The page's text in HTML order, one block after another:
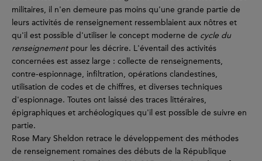
militaires, il n'en demeure pas moins qu'une grande partie de
leurs activités de renseignement ressemblaient aux nôtres et
qu'il est possible d'utiliser le concept moderne de cycle du
renseignementpour les décrire. L'éventail des activités
concernées est assez large : collecte de renseignements,
contre-espionnage, infiltration, opérations clandestines,
utilisation de codes et de chiffres, et diverses techniques
d'espionnage. Toutes ont laissé des traces littéraires,
épigraphiques et archéologiques qu'il est possible de suivre en
partie.
Rose Mary Sheldon retrace le développement des méthodes
de renseignement romaines des débuts de la République